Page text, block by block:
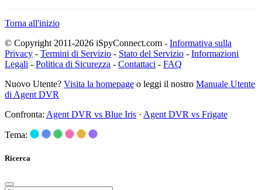
Torna all'inizio
© Copyright 2011-2026 iSpyConnect.com - Informativa sulla
Privacy - Termini di Servizio - Stato del Servizio - Informazioni
Legali - Politica di Sicurezza - Contattaci - FAQ
Nuovo Utente? Visita la homepage o leggi il nostro Manuale Utente
di Agent DVR
Confronta: Agent DVR vs Blue Iris · Agent DVR vs Frigate
Tema:
Ricerca